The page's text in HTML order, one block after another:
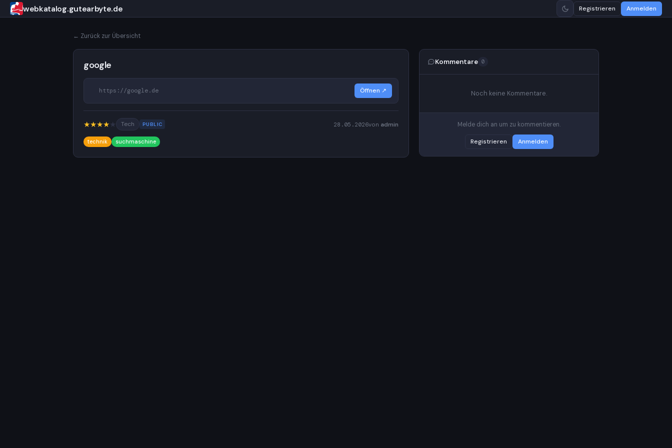
webkatalog.gutearbyte.de Registrieren Anmelden
← Zurück zur Übersicht
google
https://google.de Öffnen ↗
★★★★ ★ Tech PUBLIC 28.05.2026von admin
technik suchmaschine
Kommentare 0
Noch keine Kommentare.
Melde dich an um zu kommentieren.
Registrieren Anmelden